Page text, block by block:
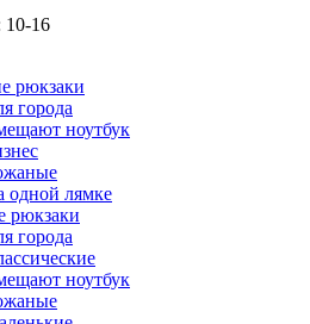
10-16
рюкзаки
города
ноутбук
одной лямке
рюкзаки
города
ноутбук